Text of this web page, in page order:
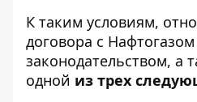
К таким условиям,
договора с
законодательством, а
одной из трех